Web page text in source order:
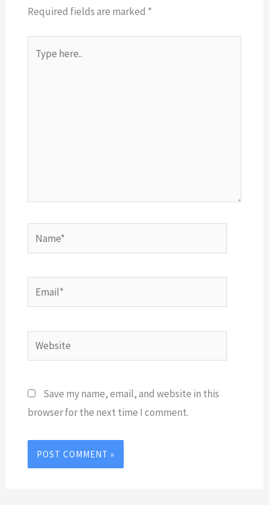
Required fields are marked *
here..
Name*
Email*
Website
Save my name, email, and website in this
browser for the next time I comment.